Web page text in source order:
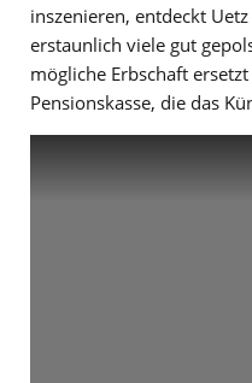
inszenieren, entdeckt
erstaunlich viele gut
mögliche Erbschaft
Pensionskasse, die das